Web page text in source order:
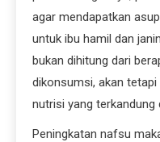
agar mendapatkan
untuk ibu hamil dan
bukan dihitung dari
dikonsumsi, akan
nutrisi yang terkandung
Peningkatan nafsu